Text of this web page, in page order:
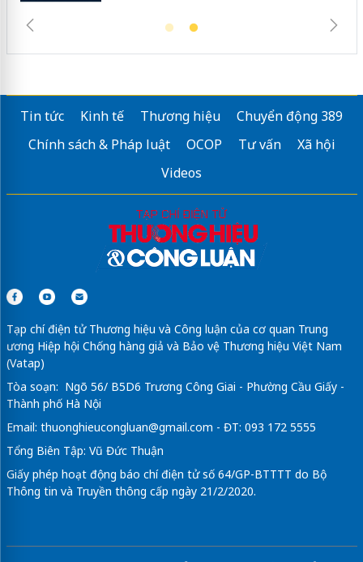
Tin tức Kinh tế Thương hiệu
Chuyển động 389
Chính sách & Pháp luật
OCOP Tư vấn
Xã hội
Videos
Tạp chí điện tử Thương hiệu và Công luận của cơ quan Trung
ương Hiệp hội Chống hàng giả và Bảo vệ Thương hiệu Việt Nam
(Vatap)
Tòa soạn: Ngõ 56/ B5D6 Trương Công Giai - Phường Cầu Giấy -
Thành phố Hà Nội
Email: thuonghieucongluan@gmail.com - ĐT: 093 172 5555
Tổng Biên Tập: Vũ Đức Thuận
Giấy phép hoạt động báo chí điện tử số 64/GP-BTTTT do Bộ
Thông tin và Truyền thông cấp ngày 21/2/2020.